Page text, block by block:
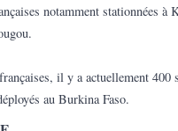
notamment stationnées à
il y a actuellement 400
au Burkina Faso.